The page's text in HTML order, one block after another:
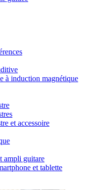
à induction magnétique
et accessoire
ampli guitare
et tablette